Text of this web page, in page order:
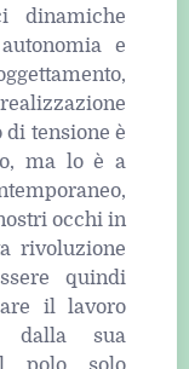
dinamiche
e
di tensione è
ma lo è a
occhi in
rivoluzione
quindi
il lavoro
dalla sua